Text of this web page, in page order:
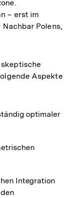
– erst im
Polens,
Aspekte
optimaler
Integration